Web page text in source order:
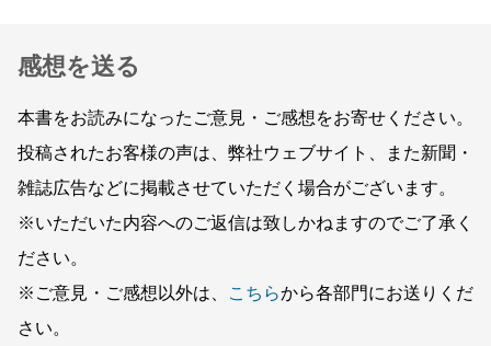
感想を送る
本書をお読みになったご意見・ご感想をお寄せください。
投稿されたお客様の声は、弊社ウェブサイト、また新聞・
雑誌広告などに掲載させていただく場合がございます。
※いただいた内容へのご返信は致しかねますのでご了承く
ださい。
※ご意見・ご感想以外は、
こちらから各部門にお送りくだ
さい。